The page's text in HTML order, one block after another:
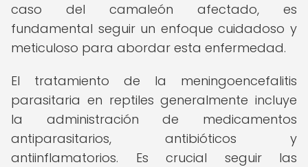
caso del camaleón afectado, es
fundamental seguir un enfoque cuidadoso y
meticuloso para abordar esta enfermedad.
El tratamiento de la meningoencefalitis
parasitaria en reptiles generalmente incluye
la administración de medicamentos
antiparasitarios, antibióticos y
antiinflamatorios. Es crucial seguir las